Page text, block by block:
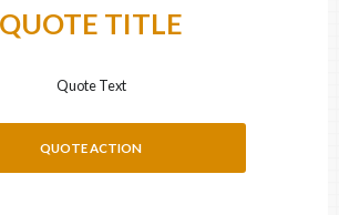
& documents ici, ou cliquez pour les sélectionner.
QUOTE TITLE
Quote Text
QUOTE ACTION